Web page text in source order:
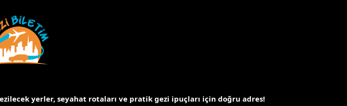
yerler, seyahat rotaları ve pratik gezi ipuçları için doğru adres!